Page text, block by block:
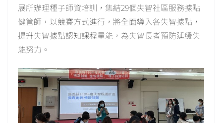
展所辦理種子師資培訓，集結29個失智社區服務據點
健管師，以競賽方式進行，將全面導入各失智據點，
提升失智據點認知課程量能，為失智長者預防延緩失
能努力。